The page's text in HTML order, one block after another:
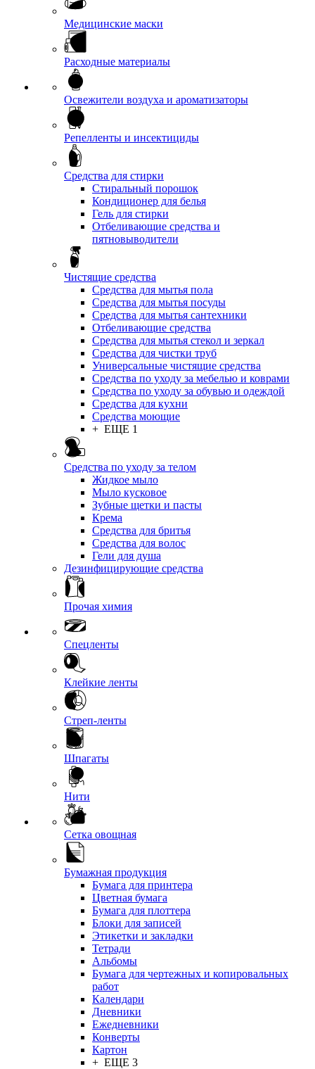
Медицинские маски
Расходные материалы
Освежители воздуха и ароматизаторы
Репелленты и инсектициды
Средства для стирки
Стиральный порошок
Кондиционер для белья
Гель для стирки
Отбеливающие средства и
пятновыводители
Чистящие средства
Средства для мытья пола
Средства для мытья посуды
Средства для мытья сантехники
Отбеливающие средства
Средства для мытья стекол и зеркал
Средства для чистки труб
Универсальные чистящие средства
Средства по уходу за мебелью и коврами
Средства по уходу за обувью и одеждой
Средства для кухни
Средства моющие
+ ЕЩЕ 1
Средства по уходу за телом
Жидкое мыло
Мыло кусковое
Зубные щетки и пасты
Крема
Средства для бритья
Средства для волос
Гели для душа
Дезинфицирующие средства
Прочая химия
Спецленты
Клейкие ленты
Стреп-ленты
Шпагаты
Нити
Сетка овощная
Бумажная продукция
Бумага для принтера
Цветная бумага
Бумага для плоттера
Блоки для записей
Этикетки и закладки
Тетради
Альбомы
Бумага для чертежных и копировальных
работ
Календари
Дневники
Ежедневники
Конверты
Картон
+ ЕЩЕ 3